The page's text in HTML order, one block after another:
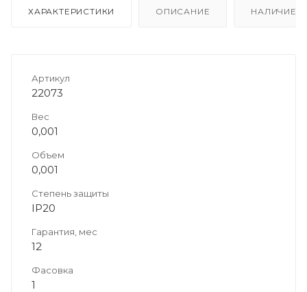
ХАРАКТЕРИСТИКИ ОПИСАНИЕ НАЛИЧИЕ
Артикул
22073
Вес
0,001
Объем
0,001
Степень защиты
IP20
Гарантия, мес
12
Фасовка
1